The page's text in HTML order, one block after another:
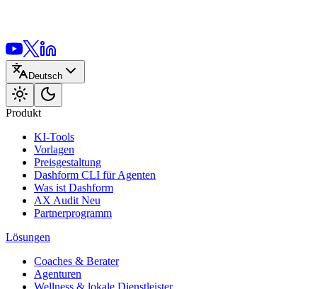
Deutsch
Produkt
KI-Tools
Vorlagen
Preisgestaltung
Dashform CLI für Agenten
Was ist Dashform
AX Audit Neu
Partnerprogramm
Lösungen
Coaches & Berater
Agenturen
Wellness & lokale Dienstleister